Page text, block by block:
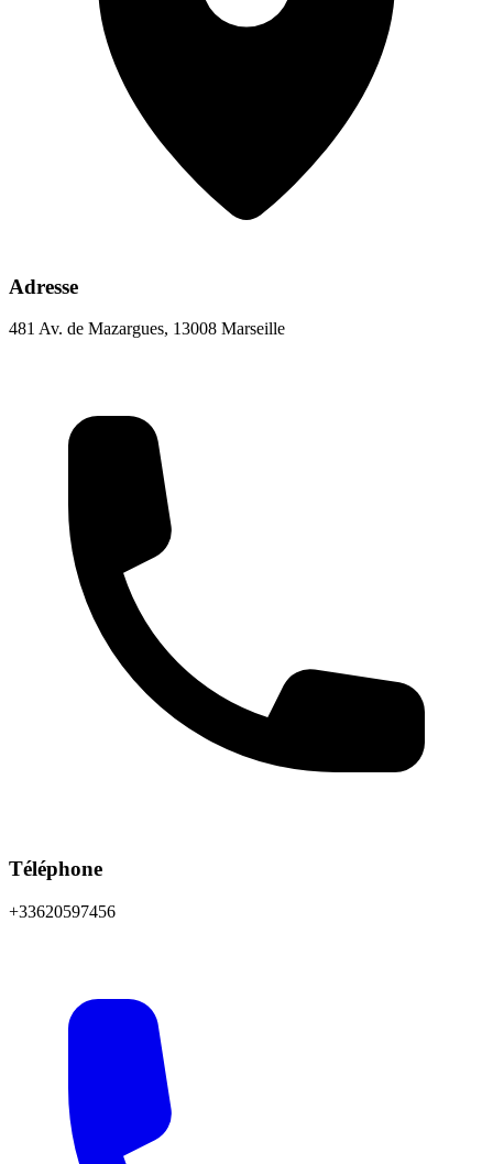
Adresse
481 Av. de Mazargues, 13008 Marseille
Téléphone
+33620597456